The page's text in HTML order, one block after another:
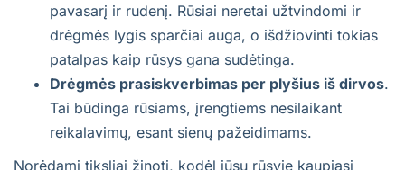
pavasarį ir rudenį. Rūsiai neretai užtvindomi ir
drėgmės lygis sparčiai auga, o išdžiovinti tokias
patalpas kaip rūsys gana sudėtinga.
Drėgmės prasiskverbimas per plyšius iš dirvos.
Tai būdinga rūsiams, įrengtiems nesilaikant
reikalavimų, esant sienų pažeidimams.
Norėdami tiksliai žinoti, kodėl jūsų rūsyje kaupiasi